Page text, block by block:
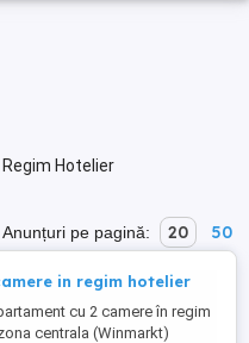
Hotelier
Anunțuri pe pagină: 20 50
in regim hotelier
cu 2 camere în regim
centrala (Winmarkt)